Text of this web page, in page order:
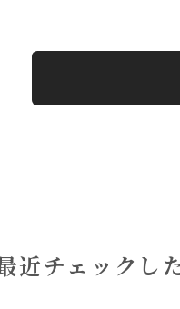
近チェックし